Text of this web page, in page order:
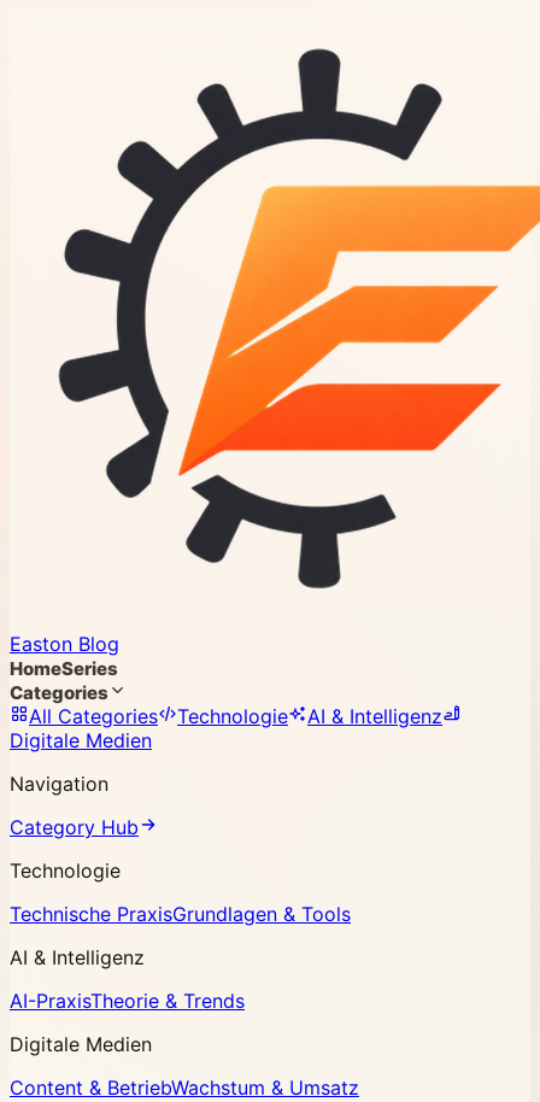
Easton Blog
HomeSeries
Categories
All Categories Technologie
AI & Intelligenz
Digitale Medien
Navigation
Category Hub
Technologie
Technische PraxisGrundlagen & Tools
AI & Intelligenz
AI-PraxisTheorie & Trends
Digitale Medien
Content & BetriebWachstum & Umsatz